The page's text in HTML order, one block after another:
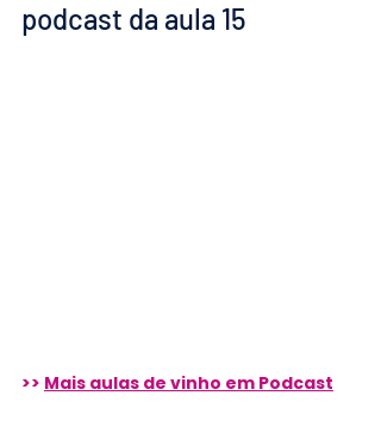
podcast da aula 15
>> Mais aulas de vinho em Podcast